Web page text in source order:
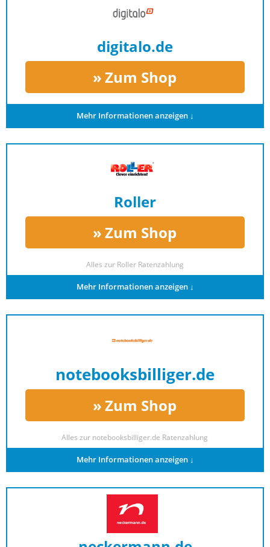
digitalo.de
Zum Shop
Mehr Informationen anzeigen ↓
Roller
Zum Shop
Alles zur Roller Ratenzahlung
Mehr Informationen anzeigen ↓
notebooksbilliger.de
Zum Shop
Alles zur notebooksbilliger.de Ratenzahlung
Mehr Informationen anzeigen ↓